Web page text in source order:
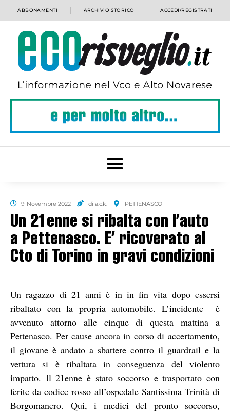
ABBONAMENTI ARCHIVIO STORICO ACCEDI/REGISTRATI
9 Novembre 2022 di a.c.k. PETTENASCO
Un 21enne si ribalta con l’auto
a Pettenasco. E’ ricoverato al
Cto di Torino in gravi condizioni
Un ragazzo di 21 anni è in in fin vita dopo essersi
ribaltato con la propria automobile. L’incidente è
avvenuto attorno alle cinque di questa mattina a
Pettenasco. Per cause ancora in corso di accertamento,
il giovane è andato a sbattere contro il guardrail e la
vettura si è ribaltata in conseguenza del violento
impatto. Il 21enne è stato soccorso e trasportato con
ferite da codice rosso all’ospedale Santissima Trinità di
Borgomanero. Qui, i medici del pronto soccorso,